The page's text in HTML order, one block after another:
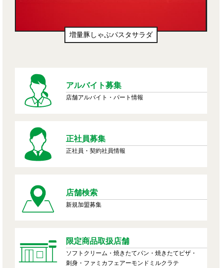
量豚しゃぶパスタサラダ
アルバイト募集
店舗アルバイト・パート情報
正社員募集
正社員・契約社員情報
店舗検索
新規加盟募集
限定商品取扱店舗
ソフトクリーム・焼きたてパン・焼きたてピザ・
刺身・ファミカフェアーモンドミルクラテ